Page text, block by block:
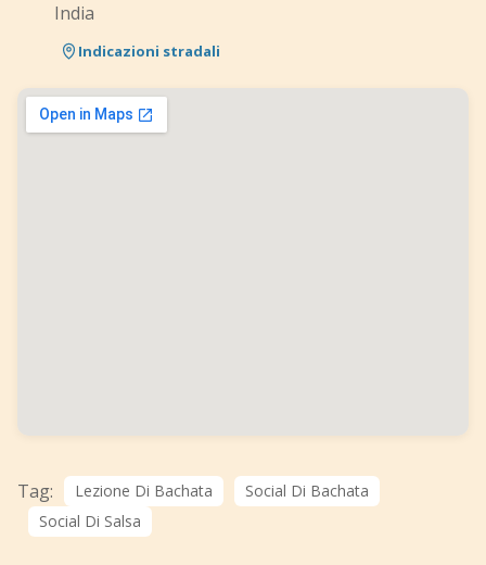
India
Indicazioni stradali
Tag: Lezione Di Bachata
Social Di Bachata
Social Di Salsa